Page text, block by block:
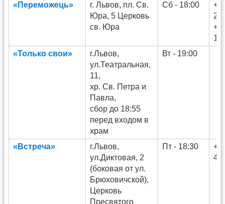
«Переможець»
г. Львов, пл. Св.
Юра, 5 Церковь
св. Юра
Сб - 18:00
25
10
«Только свои»
г.Львов,
ул.Театральная,
11,
хр. Св. Петра и
Павла,
сбор до 18:55
перед входом в
храм
Вт - 19:00
«Встреча»
г.Львов,
ул.Диктовая, 2
(боковая от ул.
Брюховичской),
Церковь
Пресвятого
Пт - 18:30
48